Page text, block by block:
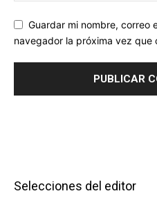
Guardar mi nombre, correo
navegador la próxima vez que
Selecciones del editor